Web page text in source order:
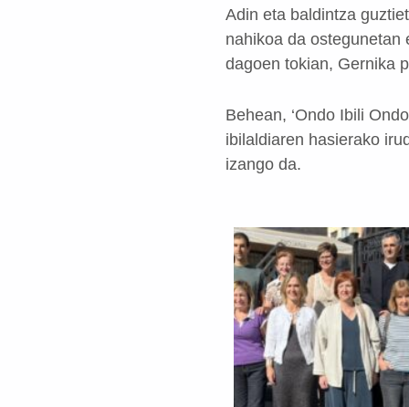
Adin eta baldintza
nahikoa da ostegunetan
dagoen tokian, Gernika
Behean, ‘Ondo Ibili
ibilaldiaren hasierako
izango da.